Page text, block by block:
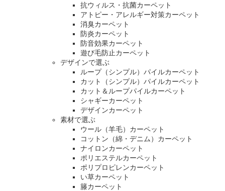
抗ウィルス・抗菌カーペット
アトピー・アレルギー対策カーペット
消臭カーペット
防炎カーペット
防音効果カーペット
遊び毛防止カーペット
デザインで選ぶ
ループ（シンプル）パイルカーペット
カット（シンプル）パイルカーペット
カット＆ループパイルカーペット
シャギーカーペット
デザインカーペット
素材で選ぶ
ウール（羊毛）カーペット
コットン（綿・デニム）カーペット
ナイロンカーペット
ポリエステルカーペット
ポリプロピレンカーペット
い草カーペット
籐カーペット